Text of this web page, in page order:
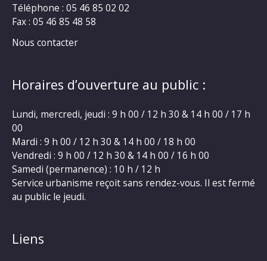
Téléphone : 05 46 85 02 02
Fax : 05 46 85 48 58
Nous contacter
Horaires d’ouverture au public :
Lundi, mercredi, jeudi : 9 h 00 / 12 h 30 & 14 h 00 / 17 h
00
Mardi : 9 h 00 / 12 h 30 & 14 h 00 / 18 h 00
Vendredi : 9 h 00 / 12 h 30 & 14 h 00 / 16 h 00
Samedi (permanence) : 10 h / 12 h
Service urbanisme reçoit sans rendez-vous. Il est fermé
au public le jeudi.
Liens